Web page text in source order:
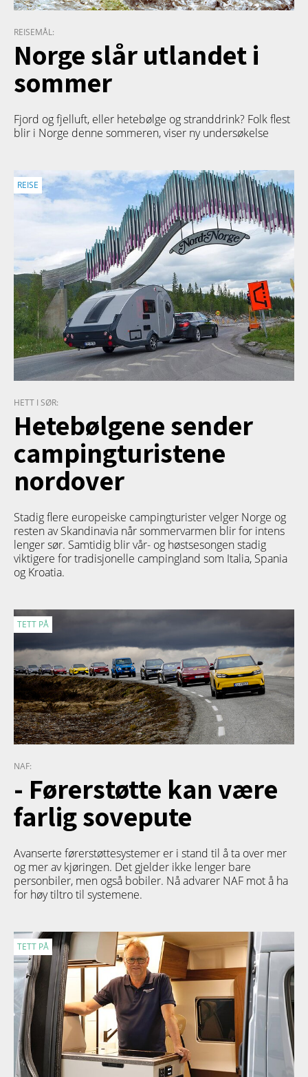
REISEMÅL:
Norge slår utlandet i
sommer
Fjord og fjelluft, eller hetebølge og stranddrink? Folk flest
blir i Norge denne sommeren, viser ny undersøkelse
REISE
HETT I SØR:
Hetebølgene sender
campingturistene
nordover
Stadig flere europeiske campingturister velger Norge og
resten av Skandinavia når sommervarmen blir for intens
lenger sør. Samtidig blir vår- og høstsesongen stadig
viktigere for tradisjonelle campingland som Italia, Spania
og Kroatia.
TETT PÅ
NAF:
- Førerstøtte kan være
farlig sovepute
Avanserte førerstøttesystemer er i stand til å ta over mer
og mer av kjøringen. Det gjelder ikke lenger bare
personbiler, men også bobiler. Nå advarer NAF mot å ha
for høy tiltro til systemene.
TETT PÅ